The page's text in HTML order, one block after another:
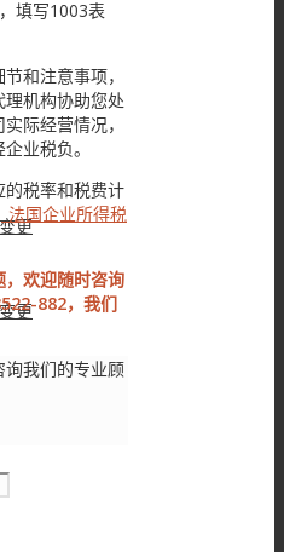
更
更
填写1003表
和注意事项，
机构协助您处
际经营情况，
业税负。
的税率和税费计
国企业所得税
欢迎随时咨询
882，我们
我们的专业顾